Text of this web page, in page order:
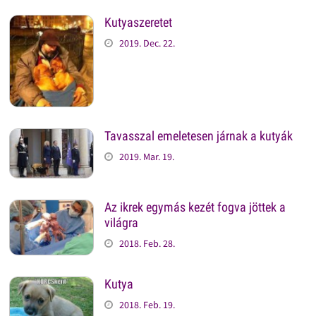
Kutyaszeretet
2019. Dec. 22.
Tavasszal emeletesen járnak a kutyák
2019. Mar. 19.
Az ikrek egymás kezét fogva jöttek a
világra
2018. Feb. 28.
Kutya
2018. Feb. 19.